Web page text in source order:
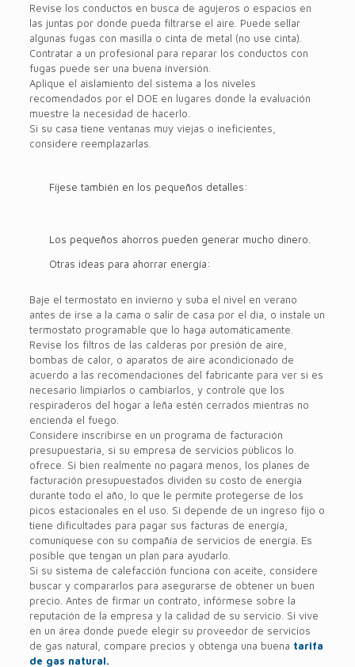
Revise los conductos en busca de agujeros o espacios en
las juntas por donde pueda filtrarse el aire. Puede sellar
algunas fugas con masilla o cinta de metal (no use cinta).
Contratar a un profesional para reparar los conductos con
fugas puede ser una buena inversión.
Aplique el aislamiento del sistema a los niveles
recomendados por el DOE en lugares donde la evaluación
muestre la necesidad de hacerlo.
Si su casa tiene ventanas muy viejas o ineficientes,
considere reemplazarlas.
Fíjese también en los pequeños detalles:
Los pequeños ahorros pueden generar mucho dinero.
Otras ideas para ahorrar energía:
Baje el termostato en invierno y suba el nivel en verano
antes de irse a la cama o salir de casa por el día, o instale un
termostato programable que lo haga automáticamente.
Revise los filtros de las calderas por presión de aire,
bombas de calor, o aparatos de aire acondicionado de
acuerdo a las recomendaciones del fabricante para ver si es
necesario limpiarlos o cambiarlos, y controle que los
respiraderos del hogar a leña estén cerrados mientras no
encienda el fuego.
Considere inscribirse en un programa de facturación
presupuestaria, si su empresa de servicios públicos lo
ofrece. Si bien realmente no pagará menos, los planes de
facturación presupuestados dividen su costo de energía
durante todo el año, lo que le permite protegerse de los
picos estacionales en el uso. Si depende de un ingreso fijo o
tiene dificultades para pagar sus facturas de energía,
comuníquese con su compañía de servicios de energía. Es
posible que tengan un plan para ayudarlo.
Si su sistema de calefacción funciona con aceite, considere
buscar y compararlos para asegurarse de obtener un buen
precio. Antes de firmar un contrato, infórmese sobre la
reputación de la empresa y la calidad de su servicio. Si vive
en un área donde puede elegir su proveedor de servicios
de gas natural, compare precios y obtenga una buena tarifa
de gas natural.